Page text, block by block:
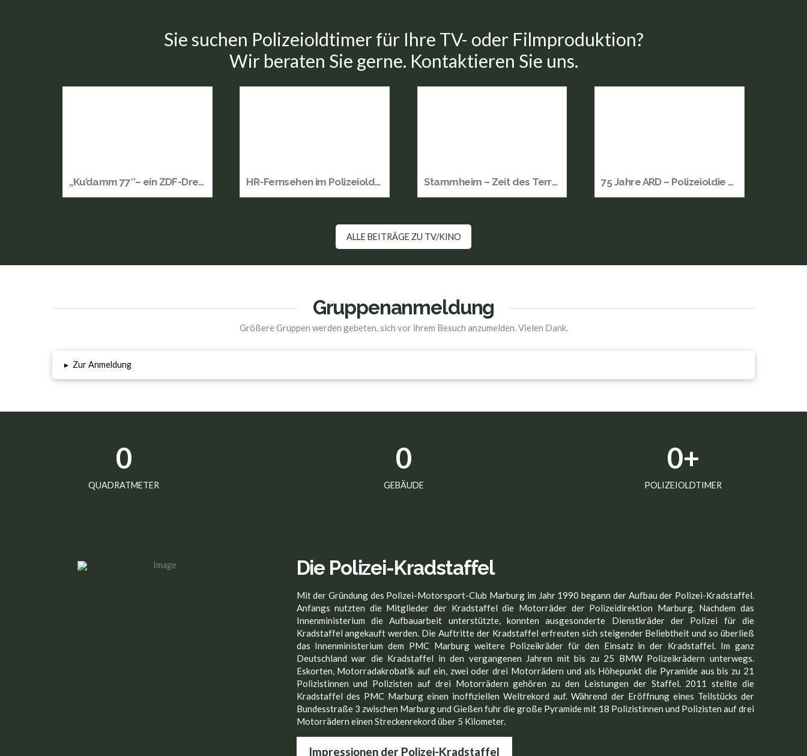
Sie suchen Polizeioldtimer für Ihre TV- oder Filmproduktion?
Wir beraten Sie gerne. Kontaktieren Sie uns.
„Ku’damm 77″– ein ZDF-Dreiteiler HR-Fernsehen im Polizeioldtimer Museum Stammheim – Zeit des Terrors 75 Jahre ARD – Polizeioldie aus Marburg spielt Hauptrolle
ALLE BEITRÄGE ZU TV/KINO
Gruppenanmeldung
Größere Gruppen werden gebeten, sich vor ihrem Besuch anzumelden. Vielen Dank.
▸ Zur Anmeldung
0
QUADRATMETER
0
GEBÄUDE
0+
POLIZEIOLDTIMER
Die Polizei-Kradstaffel
Mit der Gründung des Polizei-Motorsport-Club Marburg im Jahr 1990 begann der Aufbau der Polizei-Kradstaffel.
Anfangs nutzten die Mitglieder der Kradstaffel die Motorräder der Polizeidirektion Marburg. Nachdem das
Innenministerium die Aufbauarbeit unterstützte, konnten ausgesonderte Dienstkräder der Polizei für die
Kradstaffel angekauft werden. Die Auftritte der Kradstaffel erfreuten sich steigender Beliebtheit und so überließ
das Innenministerium dem PMC Marburg weitere Polizeikräder für den Einsatz in der Kradstaffel. Im ganz
Deutschland war die Kradstaffel in den vergangenen Jahren mit bis zu 25 BMW Polizeikrädern unterwegs.
Eskorten, Motorradakrobatik auf ein, zwei oder drei Motorrädern und als Höhepunkt die Pyramide aus bis zu 21
Polizistinnen und Polizisten auf drei Motorrädern gehören zu den Leistungen der Staffel. 2011 stellte die
Kradstaffel des PMC Marburg einen inoffiziellen Weltrekord auf. Während der Eröffnung eines Teilstücks der
Bundesstraße 3 zwischen Marburg und Gießen fuhr die große Pyramide mit 18 Polizistinnen und Polizisten auf drei
Motorrädern einen Streckenrekord über 5 Kilometer.
Impressionen der Polizei-Kradstaffel